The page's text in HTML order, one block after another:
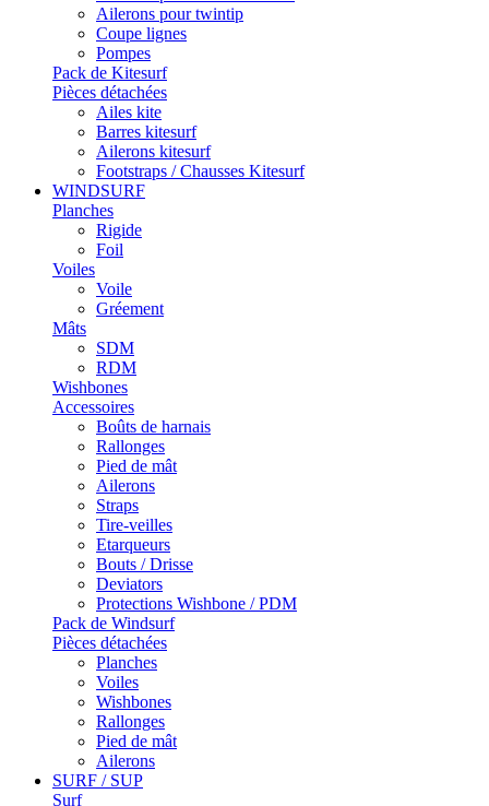
Ailerons pour twintip
Coupe lignes
Pompes
Pack de Kitesurf
Pièces détachées
Ailes kite
Barres kitesurf
Ailerons kitesurf
Footstraps / Chausses Kitesurf
WINDSURF
Planches
Rigide
Foil
Voiles
Voile
Gréement
Mâts
SDM
RDM
Wishbones
Accessoires
Boûts de harnais
Rallonges
Pied de mât
Ailerons
Straps
Tire-veilles
Etarqueurs
Bouts / Drisse
Deviators
Protections Wishbone / PDM
Pack de Windsurf
Pièces détachées
Planches
Voiles
Wishbones
Rallonges
Pied de mât
Ailerons
SURF / SUP
Surf